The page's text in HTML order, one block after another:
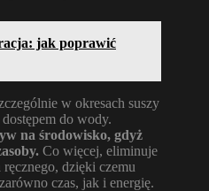
jak poprawić
w okresach suszy
do wody.
na środowisko, gdyż
Co więcej, eliminuje
dzięki czemu
czas, jak i energię.